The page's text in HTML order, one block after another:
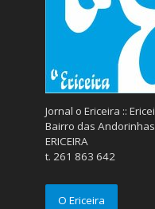
Jornal o Ericeira ::
Bairro das
ERICEIRA
t. 261 863 642
O Ericeira